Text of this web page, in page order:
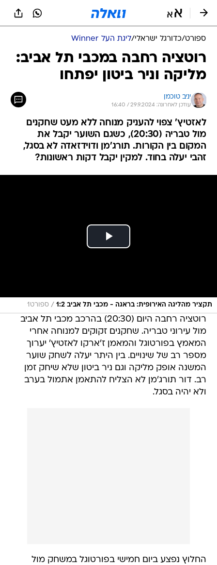
ספורט/כדורגל ישראלי/ליגת העל Winner
רוטציה רחבה במכבי תל אביב:
מליקה וניר ביטון יפתחו
יניב טוכמן
עודכן לאחרונה: 29.9.2024 / 16:40
לאזטיץ' צפוי להעניק מנוחה ללא מעט שחקנים
מול טבריה (20:30), כשגם השוער יקבל את
המקום בין הקורות. תורג'מן ודוידזאדה לא בסגל,
זהבי יעלה בחוד. למקין יקבל דקות ראשונות?
תקציר מהליגה האירופית: בראגה - מכבי תל אביב 1:2 / ספורט1
רוטציה רחבה היום (20:30) בהרכב מכבי תל אביב
מול עירוני טבריה. שחקנים זקוקים למנוחה אחרי
המאמץ בפורטוגל והמאמן ז'ארקו לאזטיץ' יערוך
מספר רב של שינויים. בין היתר יעלה לשחק שוער
המשנה אופק מליקה וגם ניר ביטון שלא שיחק זמן
רב. דור תורג'מן לא הצליח להתאמן אתמול בערב
ולא יהיה בסגל.
החלוץ נפצע ביום חמישי בפורטוגל במשחק מול